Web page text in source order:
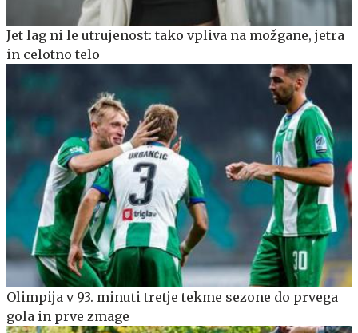
Jet lag ni le utrujenost: tako vpliva na možgane, jetra
in celotno telo
Olimpija v 93. minuti tretje tekme sezone do prvega
gola in prve zmage